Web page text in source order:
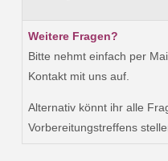
Weitere Fragen?
Bitte nehmt einfach per
Kontakt mit uns auf.
Alternativ könnt ihr alle
Vorbereitungstreffens